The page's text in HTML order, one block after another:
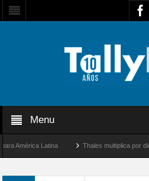
Menu
Latina Thales multiplica por diez